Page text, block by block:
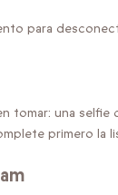
para
una selfie
primero la